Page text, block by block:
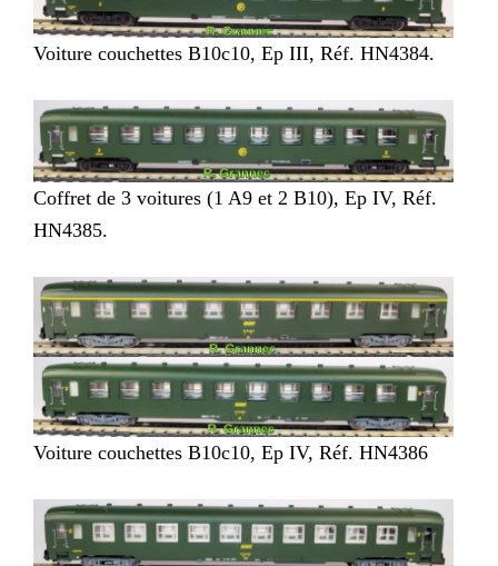
Voiture couchettes B10c10, Ep III, Réf. HN4384.
Coffret de 3 voitures (1 A9 et 2 B10), Ep IV, Réf.
HN4385.
Voiture couchettes B10c10, Ep IV, Réf. HN4386